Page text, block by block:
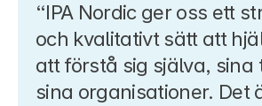
“IPA Nordic ger oss ett
och kvalitativt sätt att
att förstå sig själva, sina
sina organisationer. Det